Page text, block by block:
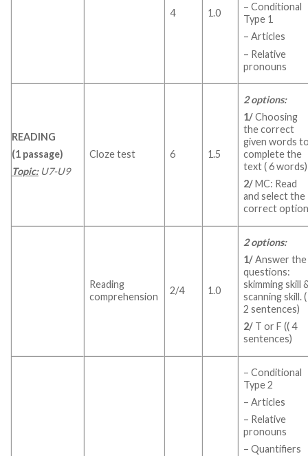
4 1.0
– Conditional
Type 1
– Articles
– Relative
pronouns
READING
(1 passage)
Topic:U7-U9
Cloze test 6 1.5
2 options:
1/Choosing
the correct
given words
complete the
text ( 6 words)
2/MC: Read
and select the
correct
Reading
comprehension
2/4 1.0
2 options:
1/Answer the
questions:
skimming skill
scanning skill. (
2 sentences)
2/ T or F (( 4
sentences)
– Conditional
Type 2
– Articles
– Relative
pronouns
– Quantifiers